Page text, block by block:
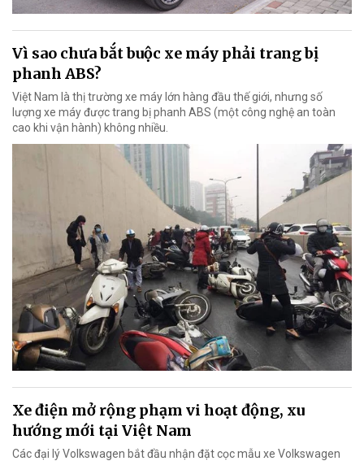
Vì sao chưa bắt buộc xe máy phải trang bị
phanh ABS?
Việt Nam là thị trường xe máy lớn hàng đầu thế giới, nhưng số
lượng xe máy được trang bị phanh ABS (một công nghệ an toàn
cao khi vận hành) không nhiều.
Xe điện mở rộng phạm vi hoạt động, xu
hướng mới tại Việt Nam
Các đại lý Volkswagen bắt đầu nhận đặt cọc mẫu xe Volkswagen